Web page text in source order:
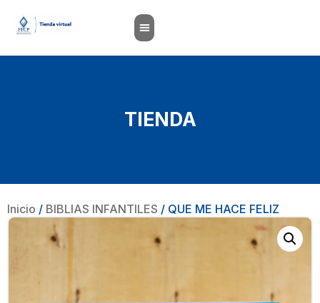
TIENDA
Inicio / BIBLIAS INFANTILES / QUE ME HACE FELIZ